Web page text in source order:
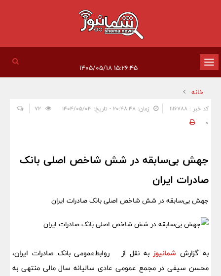
تغییر
وضعیت
ناوبری
۱۵:۲۶:۴۵ ۱۴۰۵/۰۵/۱۸
خانه
کد خبر : 1116788 زمان: ۲۰:۴۸:۴۸ - تاریخ: ۱۴۰۴/۰۵/۰۳
0
جهش بی‌سابقه در شش شاخص اصلی بانک
صادرات ایران
جهش بی‌سابقه در شش شاخص اصلی بانک صادرات ایران
به گزارش شمانیوزبه نقل از روابط‌عمومی بانک صادرات ایران،
محسن سیفی در مجمع عمومی عادی سالیانه سال مالی منتهی به